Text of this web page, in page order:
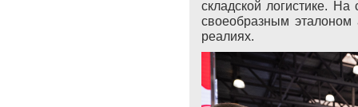
складской логистике.
своеобразным
реалиях.